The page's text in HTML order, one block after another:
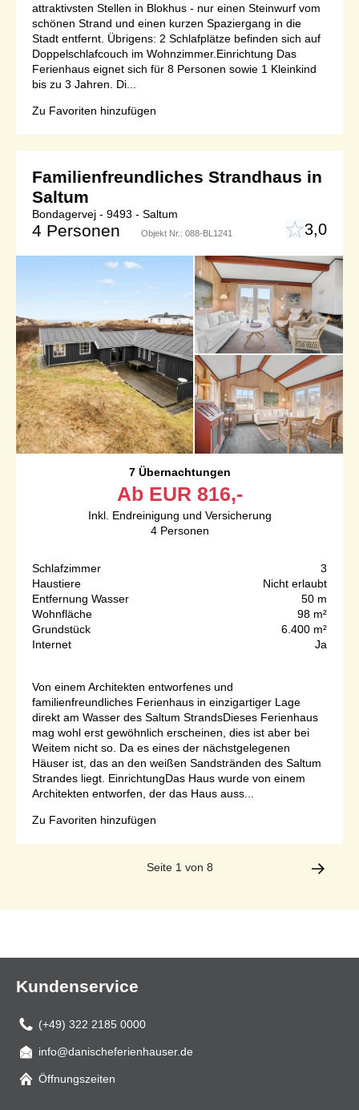
attraktivsten Stellen in Blokhus - nur einen Steinwurf vom
schönen Strand und einen kurzen Spaziergang in die
Stadt entfernt. Übrigens: 2 Schlafplätze befinden sich auf
Doppelschlafcouch im Wohnzimmer.Einrichtung Das
Ferienhaus eignet sich für 8 Personen sowie 1 Kleinkind
bis zu 3 Jahren. Di...
Zu Favoriten hinzufügen
Familienfreundliches Strandhaus in
Saltum
Bondagervej - 9493 - Saltum
4 Personen Objekt Nr.: 088-BL1241 3,0
7 Übernachtungen
Ab EUR 816,-
Inkl. Endreinigung und Versicherung
4 Personen
Schlafzimmer
3
Haustiere
Nicht erlaubt
Entfernung Wasser
50 m
Wohnfläche
98 m²
Grundstück
6.400 m²
Internet
Ja
Von einem Architekten entworfenes und
familienfreundliches Ferienhaus in einzigartiger Lage
direkt am Wasser des Saltum StrandsDieses Ferienhaus
mag wohl erst gewöhnlich erscheinen, dies ist aber bei
Weitem nicht so. Da es eines der nächstgelegenen
Häuser ist, das an den weißen Sandstränden des Saltum
Strandes liegt. EinrichtungDas Haus wurde von einem
Architekten entworfen, der das Haus auss...
Zu Favoriten hinzufügen
Seite 1 von 8
Kundenservice
(+49) 322 2185 0000
Mail
info@danischeferienhauser.de
Öffnungszeiten